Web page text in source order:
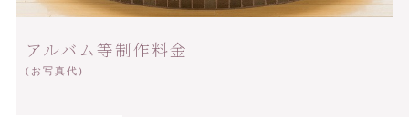
アルバム等制作料金
(お写真代)